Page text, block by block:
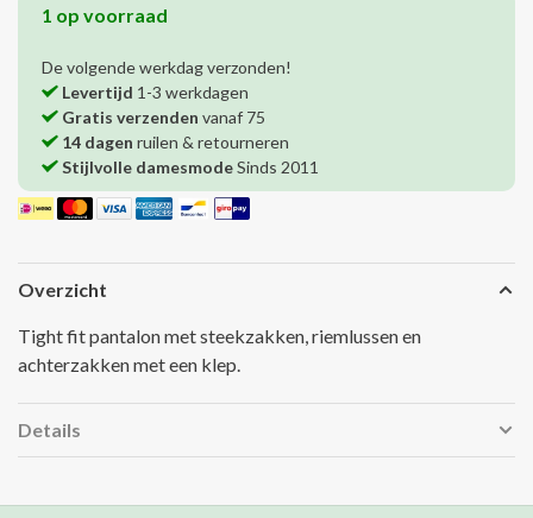
1 op voorraad
De volgende werkdag verzonden!
Levertijd 1-3 werkdagen
Gratis verzenden vanaf 75
14 dagen ruilen & retourneren
Stijlvolle damesmodeSinds 2011
Overzicht
Tight fit pantalon met steekzakken, riemlussen en
achterzakken met een klep.
Details